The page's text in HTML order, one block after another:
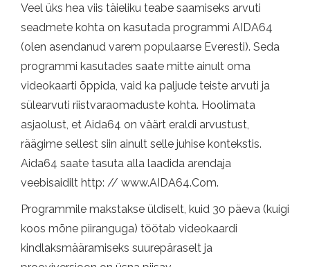
Veel üks hea viis täieliku teabe saamiseks arvuti
seadmete kohta on kasutada programmi AIDA64
(olen asendanud varem populaarse Everesti). Seda
programmi kasutades saate mitte ainult oma
videokaarti õppida, vaid ka paljude teiste arvuti ja
sülearvuti riistvaraomaduste kohta. Hoolimata
asjaolust, et Aida64 on väärt eraldi arvustust,
räägime sellest siin ainult selle juhise kontekstis.
Aida64 saate tasuta alla laadida arendaja
veebisaidilt http: // www.AIDA64.Com.
Programmile makstakse üldiselt, kuid 30 päeva (kuigi
koos mõne piiranguga) töötab videokaardi
kindlaksmääramiseks suurepäraselt ja